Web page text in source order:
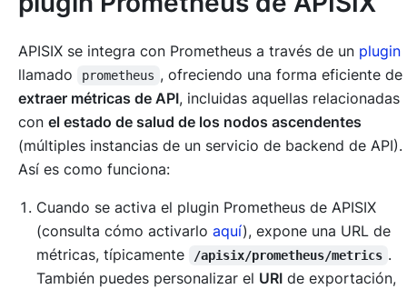
APISIX se integra con Prometheus a través de un plugin
llamado
prometheus , ofreciendo una forma eficiente de
extraer métricas de API, incluidas aquellas relacionadas
con el estado de salud de los nodos ascendentes
(múltiples instancias de un servicio de backend de API).
Así es como funciona:
Cuando se activa el plugin Prometheus de APISIX
(consulta cómo activarlo aquí), expone una URL de
métricas, típicamente
/apisix/prometheus/metrics .
También puedes personalizar el URI de exportación,